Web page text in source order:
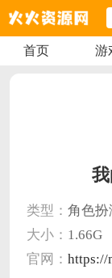
首页 游
类型： 角色扮
大小： 1.66G
官网： https://